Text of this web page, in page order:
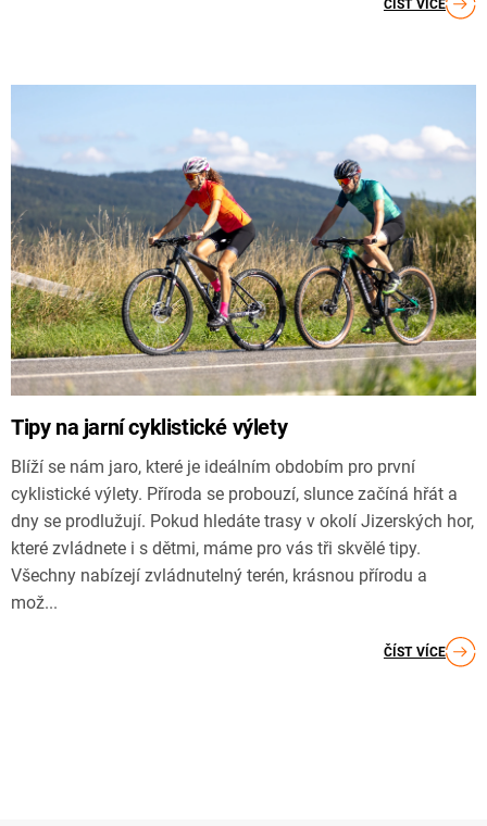
ČÍST VÍCE
Tipy na jarní cyklistické výlety
Blíží se nám jaro, které je ideálním obdobím pro první
cyklistické výlety. Příroda se probouzí, slunce začíná hřát a
dny se prodlužují. Pokud hledáte trasy v okolí Jizerských hor,
které zvládnete i s dětmi, máme pro vás tři skvělé tipy.
Všechny nabízejí zvládnutelný terén, krásnou přírodu a
mož...
ČÍST VÍCE